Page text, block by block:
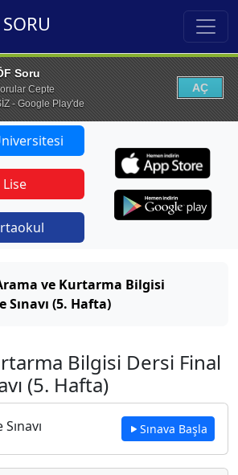
Soru
Cepte
- Google Play'de
AÇ
Lise
ve Kurtarma Bilgisi
Sınavı (5. Hafta)
Bilgisi Dersi Final
(5. Hafta)
Sınava Başla